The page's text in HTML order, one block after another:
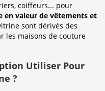
coiffeurs... pour
en valeur de vêtements et
sont dérivés des
les maisons de couture
Utiliser Pour
?